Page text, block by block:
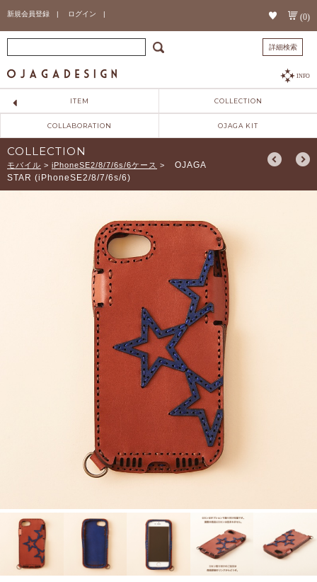
新規会員登録 | ログイン | (0)
詳細検索
INFO
ITEM COLLECTION
COLLABORATION OJAGA KIT
COLLECTION
モバイル > iPhoneSE2/8/7/6s/6ケース >
OJAGA
STAR (iPhoneSE2/8/7/6s/6)